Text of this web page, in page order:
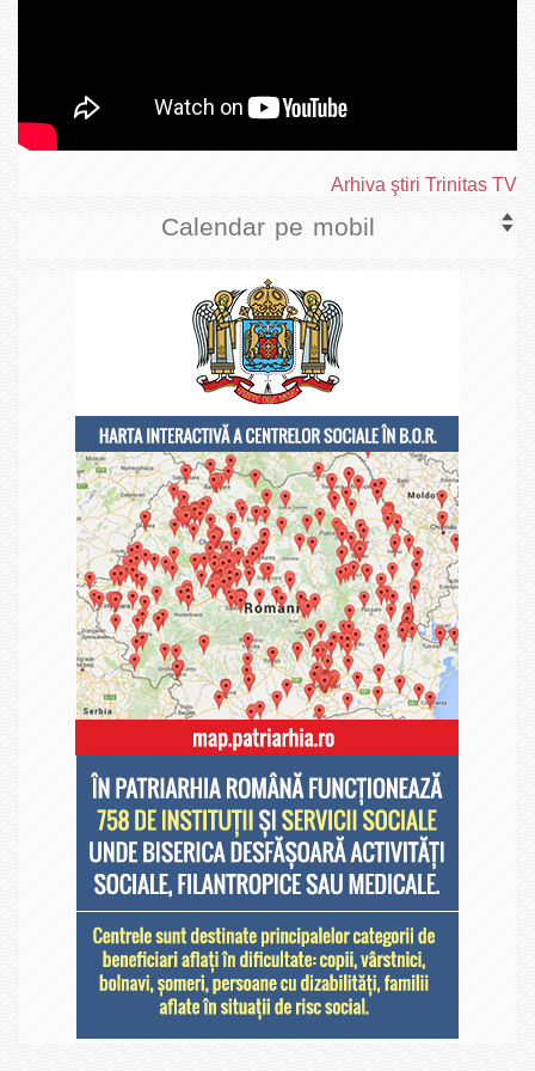
Arhiva ştiri Trinitas TV
Calendar pe mobil